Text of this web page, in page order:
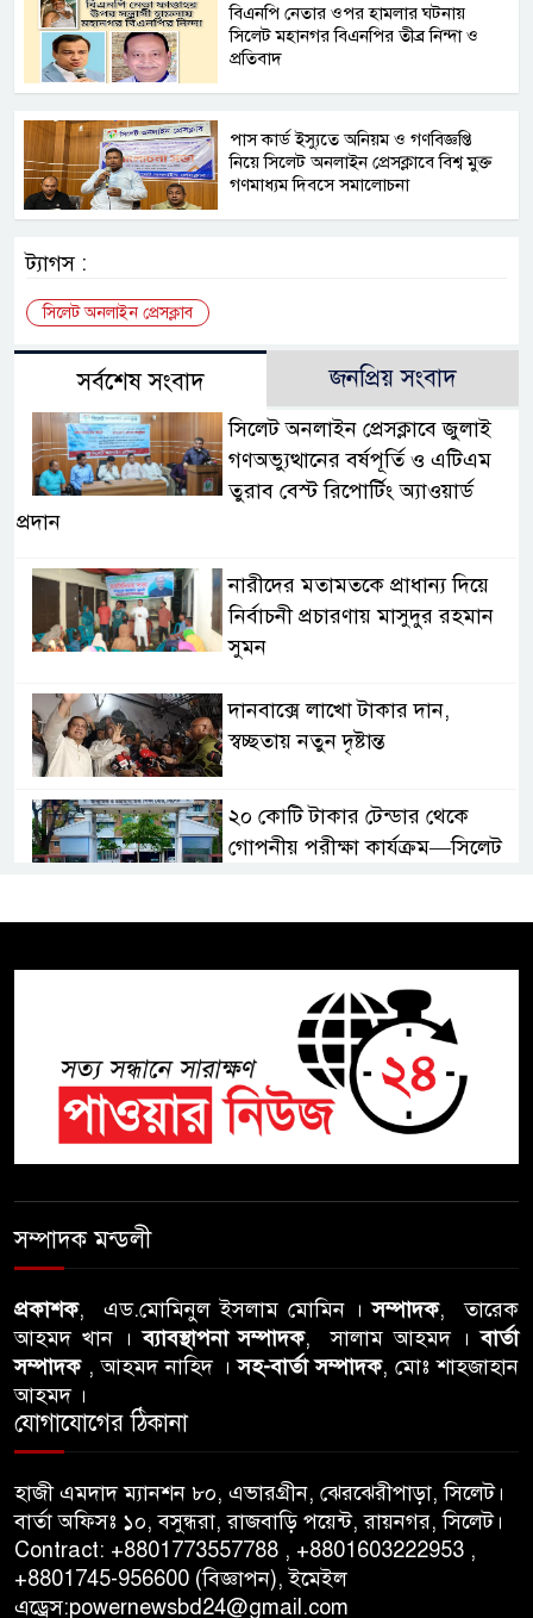
বিএনপি নেতার ওপর হামলার ঘটনায়
সিলেট মহানগর বিএনপির তীব্র নিন্দা ও
প্রতিবাদ
পাস কার্ড ইস্যুতে অনিয়ম ও গণবিজ্ঞপ্তি
নিয়ে সিলেট অনলাইন প্রেসক্লাবে বিশ্ব মুক্ত
গণমাধ্যম দিবসে সমালোচনা
ট্যাগস :
সিলেট অনলাইন প্রেসক্লাব
সর্বশেষ সংবাদ জনপ্রিয় সংবাদ
সিলেট অনলাইন প্রেসক্লাবে জুলাই
গণঅভ্যুত্থানের বর্ষপূর্তি ও এটিএম
তুরাব বেস্ট রিপোর্টিং অ্যাওয়ার্ড
প্রদান
নারীদের মতামতকে প্রাধান্য দিয়ে
নির্বাচনী প্রচারণায় মাসুদুর রহমান
সুমন
দানবাক্সে লাখো টাকার দান,
স্বচ্ছতায় নতুন দৃষ্টান্ত
২০ কোটি টাকার টেন্ডার থেকে
গোপনীয় পরীক্ষা কার্যক্রম—সিলেট
সিলেটে চিকিৎসকের কিশোর ছেলের
ঝুলন্ত মরদেহ উদ্ধার
শতাব্দী রায়ের বাড়িতে বিদ্রোহীদের
বৈঠক, পশ্চিমবঙ্গে তৃনমূলে ভাঙনের
ইঙ্গিত !
বিএনপি নেতার ওপর হামলার
আবু তালহা চৌধুরী দ্বিতীয় বারের
মত টাওয়ার হ‍্যামলেটস কাউন্সিলের
গণবিজ্ঞপ্তি নিয়ে সিলেট অনলাইন
প্রেসক্লাবে বিশ্ব মুক্ত গণমাধ্যম দিবসে
সমালোচনা
সিলেটে ব্যাডমিন্টন তারকাদের
সম্পাদক মন্ডলী
প্রকাশক, এড.মোমিনুল ইসলাম মোমিন ।সম্পাদক, তারেক
আহমদ খান ।ব্যাবস্থাপনা সম্পাদক, সালাম আহমদ ।বার্তা
সম্পাদক, আহমদ নাহিদ ।সহ-বার্তা সম্পাদক, মোঃ শাহজাহান
আহমদ ।
যোগাযোগের ঠিকানা
হাজী এমদাদ ম্যানশন ৮০, এভারগ্রীন, ঝেরঝেরীপাড়া, সিলেট।
বার্তা অফিসঃ ১০, বসুন্ধরা, রাজবাড়ি পয়েন্ট, রায়নগর, সিলেট।
Contract: +8801773557788 , +8801603222953 ,
+8801745-956600 (বিজ্ঞাপন), ইমেইল
এড্রেস:powernewsbd24@gmail.com